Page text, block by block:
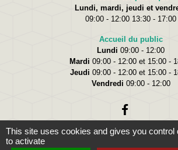
Lundi, mardi, jeudi et
09:00 - 12:00 13:30 - 17:00
Accueil du public
Lundi 09:00 - 12:00
Mardi 09:00 - 12:00 et 15:00 -
Jeudi 09:00 - 12:00 et 15:00 -
Vendredi 09:00 - 12:00
This site uses cookies and gives you control
to activate